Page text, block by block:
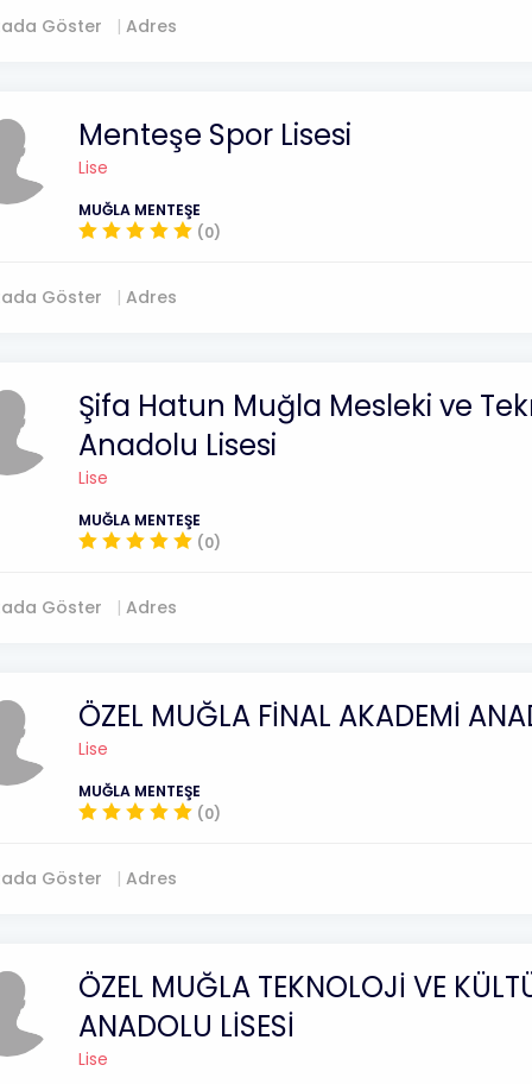
Göster Adres
Menteşe Spor Lisesi
Lise
MUĞLA MENTEŞE
(0)
Göster Adres
Şifa Hatun Muğla Mesleki ve
Anadolu Lisesi
Lise
MUĞLA MENTEŞE
(0)
Göster Adres
ÖZEL MUĞLA FİNAL AKADEMİ
Lise
MUĞLA MENTEŞE
(0)
Göster Adres
ÖZEL MUĞLA TEKNOLOJİ VE
ANADOLU LİSESİ
Lise